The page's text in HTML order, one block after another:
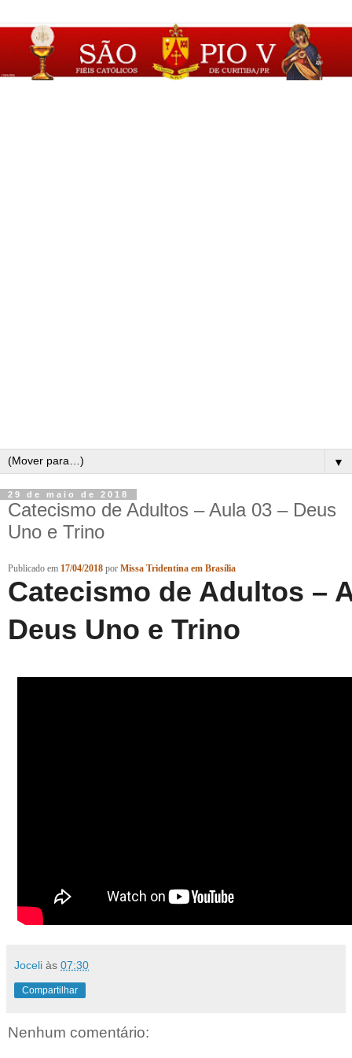
▼
29 de maio de 2018
Catecismo de Adultos – Aula 03 – Deus
Uno e Trino
Catecismo de Adultos –
Deus Uno e Trino
Publicado em 17/04/2018 por Missa Tridentina em Brasília
Joceli às 07:30
Compartilhar
Nenhum comentário: